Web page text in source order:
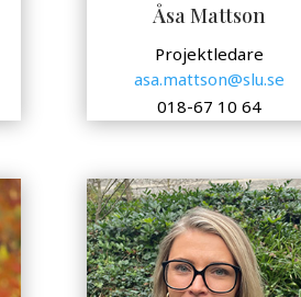
Åsa Mattson
Projektledare
asa.mattson@slu.se
018-67 10 64